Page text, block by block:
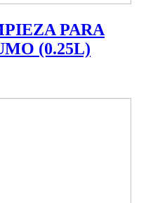
PARA
(0.25L)